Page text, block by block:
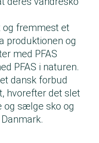
og fremmest et
produktionen og
med PFAS
PFAS i naturen.
dansk forbud
hvorefter det slet
og sælge sko og